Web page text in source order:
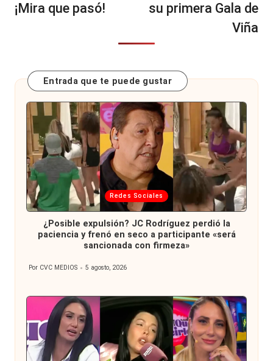
¡Mira que pasó!
su primera Gala de
Viña
Entrada que te puede gustar
Publicada
en
Redes Sociales
¿Posible expulsión? JC Rodríguez perdió la
paciencia y frenó en seco a participante «será
sancionada con firmeza»
Publicado
Por CVC MEDIOS 5 agosto, 2026